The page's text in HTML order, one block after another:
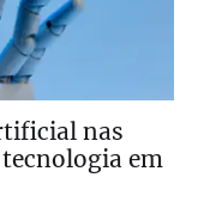
nas
em